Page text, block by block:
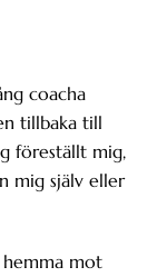
coacha
tillbaka till
föreställt mig,
mig själv eller
hemma mot